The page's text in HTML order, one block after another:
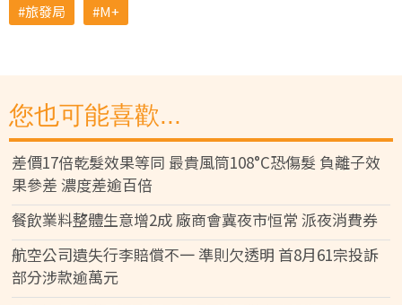
旅發局
M+
您也可能喜歡...
差價17倍乾髮效果等同 最貴風筒108°C恐傷髮 負離子效
果參差 濃度差逾百倍
餐飲業料整體生意增2成 廠商會冀夜市恒常 派夜消費券
航空公司遺失行李賠償不一 準則欠透明 首8月61宗投訴
部分涉款逾萬元